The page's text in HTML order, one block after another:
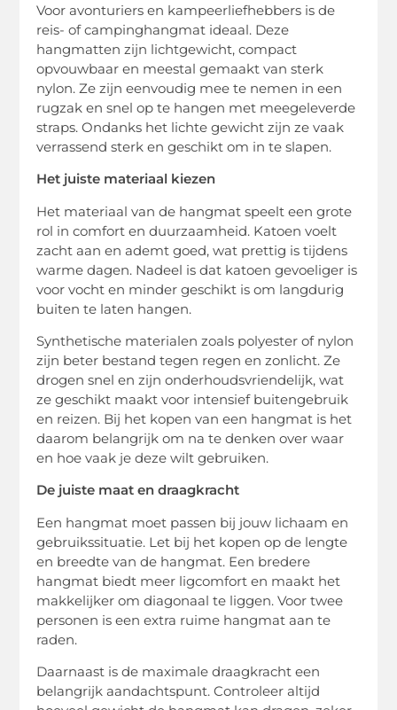
Voor avonturiers en kampeerliefhebbers is de
reis- of campinghangmat ideaal. Deze
hangmatten zijn lichtgewicht, compact
opvouwbaar en meestal gemaakt van sterk
nylon. Ze zijn eenvoudig mee te nemen in een
rugzak en snel op te hangen met meegeleverde
straps. Ondanks het lichte gewicht zijn ze vaak
verrassend sterk en geschikt om in te slapen.
Het juiste materiaal kiezen
Het materiaal van de hangmat speelt een grote
rol in comfort en duurzaamheid. Katoen voelt
zacht aan en ademt goed, wat prettig is tijdens
warme dagen. Nadeel is dat katoen gevoeliger is
voor vocht en minder geschikt is om langdurig
buiten te laten hangen.
Synthetische materialen zoals polyester of nylon
zijn beter bestand tegen regen en zonlicht. Ze
drogen snel en zijn onderhoudsvriendelijk, wat
ze geschikt maakt voor intensief buitengebruik
en reizen. Bij het kopen van een hangmat is het
daarom belangrijk om na te denken over waar
en hoe vaak je deze wilt gebruiken.
De juiste maat en draagkracht
Een hangmat moet passen bij jouw lichaam en
gebruikssituatie. Let bij het kopen op de lengte
en breedte van de hangmat. Een bredere
hangmat biedt meer ligcomfort en maakt het
makkelijker om diagonaal te liggen. Voor twee
personen is een extra ruime hangmat aan te
raden.
Daarnaast is de maximale draagkracht een
belangrijk aandachtspunt. Controleer altijd